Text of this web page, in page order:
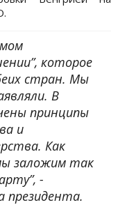
которое
стран. Мы
В
принципы
и
Как
заложим так
-
президента.